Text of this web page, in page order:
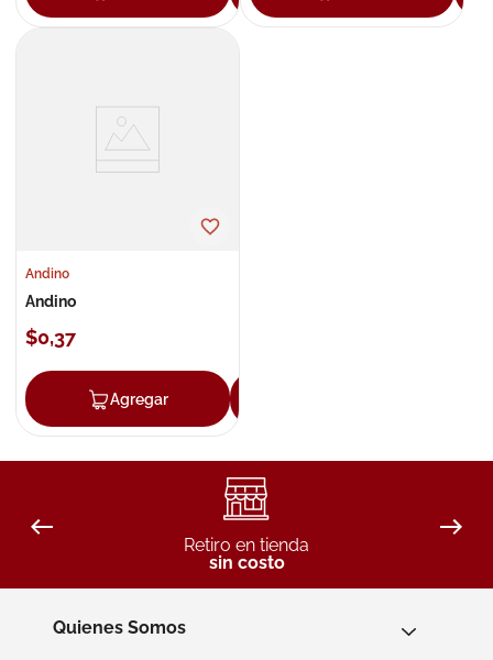
Andino
Andino
$0,37
Agregar
Retiro en tienda
sin costo
Quienes Somos